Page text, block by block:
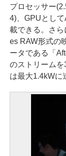
プロセッサー
4)、GPUとし
載できる。さ
es RAW形式の
ータである「
のストリーム
は最大1.4kWに